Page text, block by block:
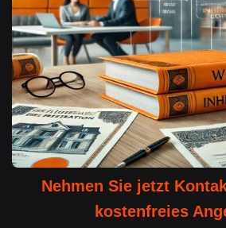
Nehmen Sie jetzt
kostenfreies